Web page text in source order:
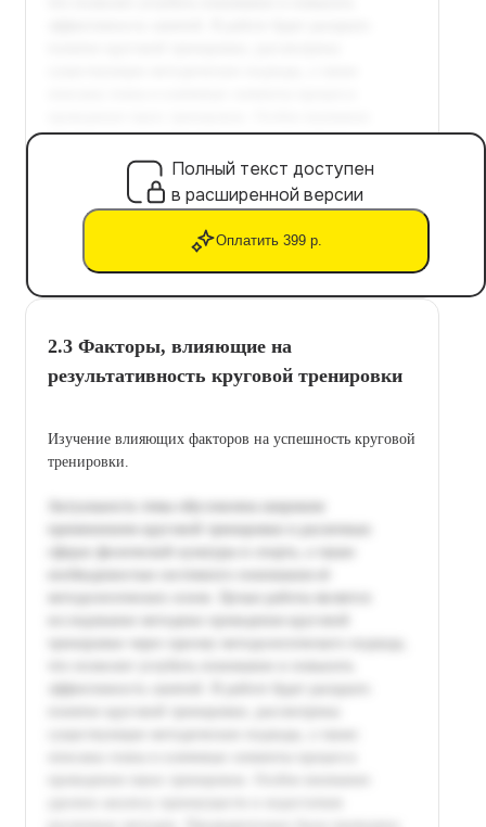
Полный текст доступен
в расширенной версии
Оплатить 399 р.
2.3 Факторы, влияющие на
результативность круговой тренировки
Изучение влияющих факторов на успешность круговой
тренировки.